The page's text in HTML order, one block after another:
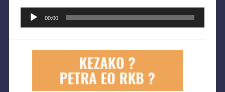
Lecteur
audio
00:00